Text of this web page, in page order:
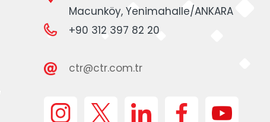
Macunköy, Yenimahalle/ANKARA
+90 312 397 82 20
ctr@ctr.com.tr